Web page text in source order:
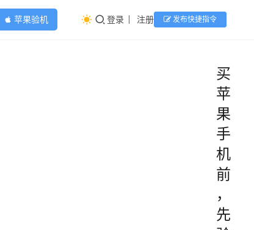
apple 苹果验机 登录 注册 发布快捷指令
买
苹
果
手
机
前
，
先